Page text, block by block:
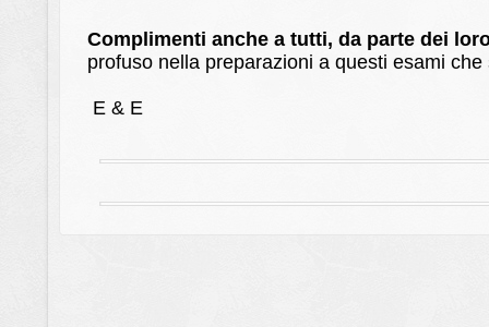
Complimenti anche a tutti, da parte dei
profuso nella preparazioni a questi esami
E & E